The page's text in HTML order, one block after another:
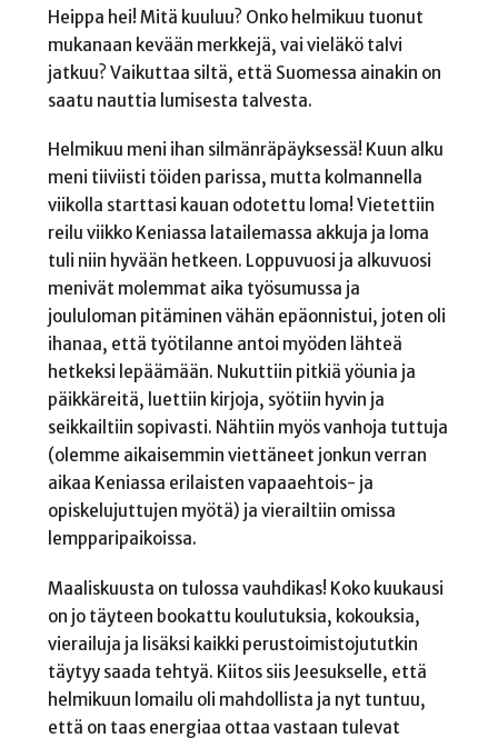
Heippa hei! Mitä kuuluu? Onko helmikuu tuonut
mukanaan kevään merkkejä, vai vieläkö talvi
jatkuu? Vaikuttaa siltä, että Suomessa ainakin on
saatu nauttia lumisesta talvesta.
Helmikuu meni ihan silmänräpäyksessä! Kuun alku
meni tiiviisti töiden parissa, mutta kolmannella
viikolla starttasi kauan odotettu loma! Vietettiin
reilu viikko Keniassa latailemassa akkuja ja loma
tuli niin hyvään hetkeen. Loppuvuosi ja alkuvuosi
menivät molemmat aika työsumussa ja
joululoman pitäminen vähän epäonnistui, joten oli
ihanaa, että työtilanne antoi myöden lähteä
hetkeksi lepäämään. Nukuttiin pitkiä yöunia ja
päikkäreitä, luettiin kirjoja, syötiin hyvin ja
seikkailtiin sopivasti. Nähtiin myös vanhoja tuttuja
(olemme aikaisemmin viettäneet jonkun verran
aikaa Keniassa erilaisten vapaaehtois- ja
opiskelujuttujen myötä) ja vierailtiin omissa
lempparipaikoissa.
Maaliskuusta on tulossa vauhdikas! Koko kuukausi
on jo täyteen bookattu koulutuksia, kokouksia,
vierailuja ja lisäksi kaikki perustoimistojututkin
täytyy saada tehtyä. Kiitos siis Jeesukselle, että
helmikuun lomailu oli mahdollista ja nyt tuntuu,
että on taas energiaa ottaa vastaan tulevat